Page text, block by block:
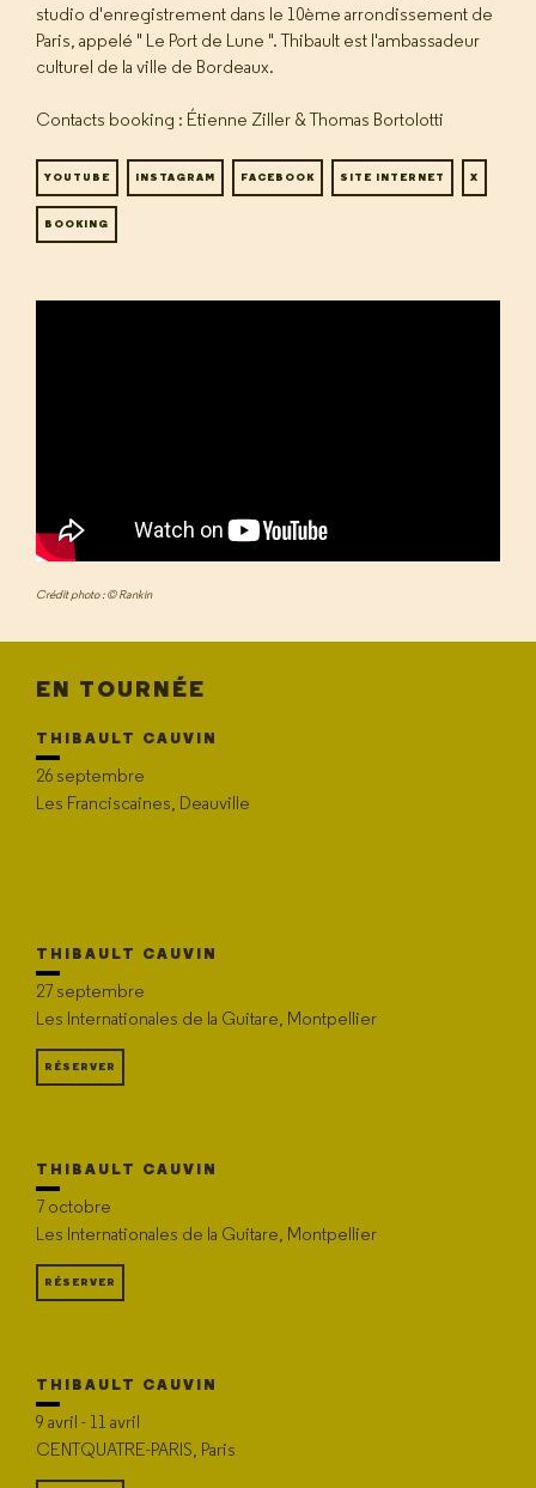
studio d'enregistrement dans le 10ème arrondissement de
Paris, appelé " Le Port de Lune ". Thibault est l'ambassadeur
culturel de la ville de Bordeaux.
Contacts booking : Étienne Ziller & Thomas Bortolotti
YOUTUBE INSTAGRAM FACEBOOK SITE INTERNET X
BOOKING
Crédit photo : © Rankin
EN TOURNÉE
THIBAULT CAUVIN
26 septembre
Les Franciscaines, Deauville
THIBAULT CAUVIN
27 septembre
Les Internationales de la Guitare, Montpellier
RÉSERVER
THIBAULT CAUVIN
7 octobre
Les Internationales de la Guitare, Montpellier
RÉSERVER
THIBAULT CAUVIN
9 avril - 11 avril
CENTQUATRE-PARIS, Paris